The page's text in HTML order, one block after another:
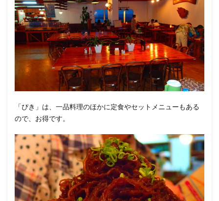
「ぴき」は、一品料理のほかに定食やセットメニューもある
ので、お得です。